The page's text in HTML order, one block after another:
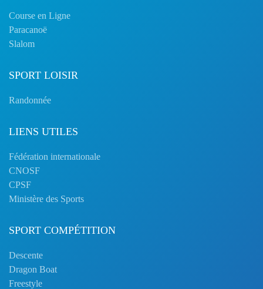
Course en Ligne
Paracanoë
Slalom
SPORT LOISIR
Randonnée
LIENS UTILES
Fédération internationale
CNOSF
CPSF
Ministère des Sports
SPORT COMPÉTITION
Descente
Dragon Boat
Freestyle